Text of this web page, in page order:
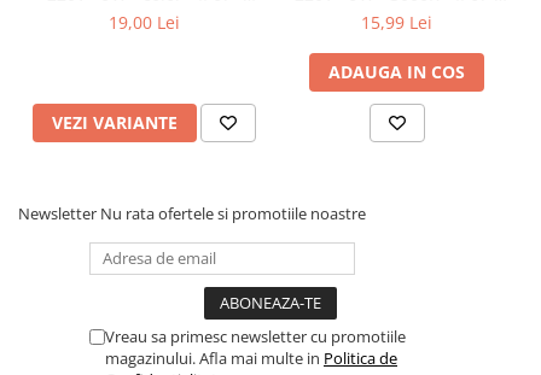
600lm • 10mm
19,00 Lei
VEZI VARIANTE
600lm • 10mm
15,99 Lei
ADAUGA IN COS
Newsletter Nu rata ofertele si promotiile noastre
Vreau sa primesc newsletter cu promotiile
magazinului. Afla mai multe in Politica de